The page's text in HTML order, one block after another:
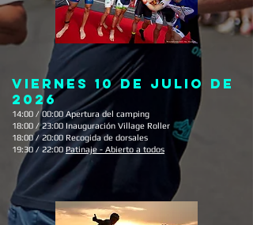
VIERNES 10 DE JULIO DE
2026
14:00 / 00:00 Apertura del camping
18:00 / 23:00 Inauguración Village Roller
18:00 / 20:00 Recogida de dorsales
19:30 / 22:00 Patinaje - Abierto a todos